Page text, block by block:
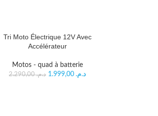
Tri Moto Électrique 12V Avec
Accélérateur
Motos - quad à batterie
د.م.2.290,00 د.م.1.999,00